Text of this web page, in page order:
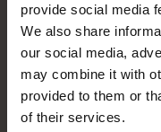
provide social media
We also share
our social media,
may combine it with
provided to them or
of their services.
Plan direct
huidige
handmatige
risico's